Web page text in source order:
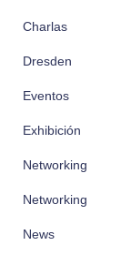
Charlas
Dresden
Eventos
Exhibición
Networking
Networking
News